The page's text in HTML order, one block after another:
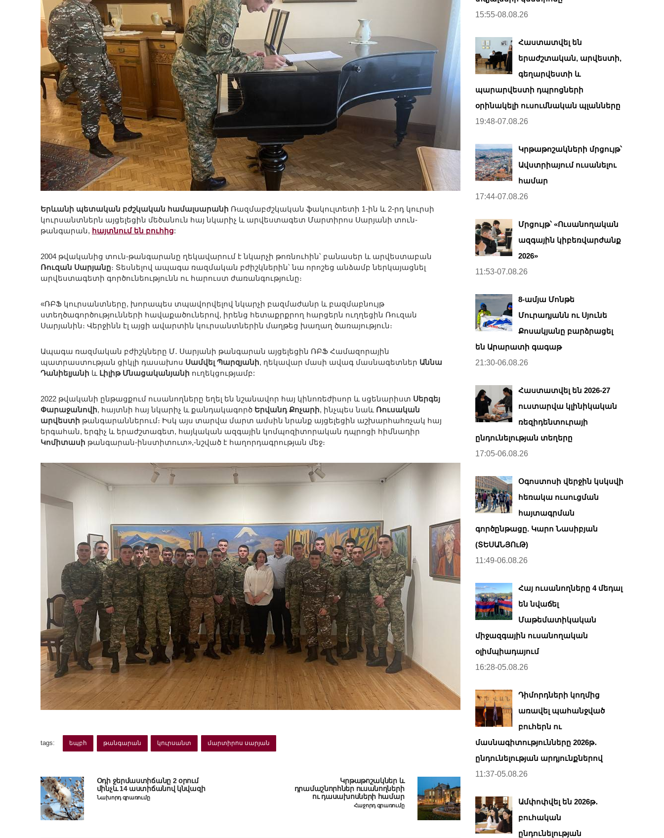
Երևանի պետական բժշկական համալսարանի Ռազմաբժշկական ֆակուլտետի 1-ին և 2-րդ կուրսի
կուրսանտներն այցելեցին մեծանուն հայ նկարիչ և արվեստագետ Մարտիրոս Սարյանի տուն-
թանգարան, հայտնում են բուհից:
2004 թվականից տուն-թանգարանը ղեկավարում է նկարչի թոռնուհին՝ բանասեր և արվեստաբան
Ռուզան Սարյանը։ Տեսնելով ապագա ռազմական բժիշկներին՝ նա որոշեց անձամբ ներկայացնել
արվեստագետի գործունեությունն ու հարուստ ժառանգությունը։
«ՌԲՖ կուրսանտները, խորապես տպավորվելով նկարչի բազմաժանր և բազմաբնույթ
ստեղծագործությունների հավաքածուներով, իրենց հետաքրքրող հարցերն ուղղեցին Ռուզան
Սարյանին։ Վերջինն էլ այցի ավարտին կուրսանտներին մաղթեց խաղաղ ծառայություն։
Ապագա ռազմական բժիշկները Մ․ Սարյանի թանգարան այցելեցին ՌԲՖ Համազորային
պատրաստության ցիկլի դասախոս Սամվել Պարզյանի, ղեկավար մասի ավագ մասնագետներ Աննա
Դանիելյանի և Լիլիթ Մնացականյանի ուղեկցությամբ:
2022 թվականի ընթացքում ուսանողները եղել են նշանավոր հայ կինոռեժիսոր և սցենարիստ Սերգեյ
Փարաջանովի, հայտնի հայ նկարիչ և քանդակագործ Երվանդ Քոչարի, ինչպես նաև Ռուսական
արվեստի թանգարաններում։ Իսկ այս տարվա մարտ ամսին նրանք այցելեցին աշխարհահռչակ հայ
երգահան, երգիչ և երաժշտագետ, հայկական ազգային կոմպոզիտորական դպրոցի հիմնադիր
Կոմիտասի թանգարան-ինստիտուտ»,-նշված է հաղորդագրության մեջ։
tags: եպբհ թանգարան կուրսանտ մարտիրոս սարյան
Օդի ջերմաստիճանը 2 օրում
մինչև 14 աստիճանով կնվազի
Նախորդ գրառումը
Կրթաթոշակներ և
դրամաշնորհներ ուսանողների
ու դասախոսների համար
Հաջորդ գրառումը
15:55-08.08.26
Հաստատվել են
երաժշտական, արվեստի,
գեղարվեստի և
պարարվեստի դպրոցների
օրինակելի ուսումնական պլանները
19:48-07.08.26
Կրթաթոշակների մրցույթ՝
Ավստրիայում ուսանելու
համար
17:44-07.08.26
Մրցույթ՝ «Ուսանողական
ազգային կիբեռվարժանք
2026»
11:53-07.08.26
8-ամյա Մոնթե
Մուրադյանն ու Սյունե
Քոսակյանը բարձրացել
են Արարատի գագաթ
21:30-06.08.26
Հաստատվել են 2026-27
ուստարվա կլինիկական
ռեզիդենտուրայի
ընդունելության տեղերը
17:05-06.08.26
Օգոստոսի վերջին կսկսվի
հեռակա ուսուցման
հայտագրման
գործընթացը. Կարո Նասիբյան
(ՏԵՍԱՆՅՈւԹ)
11:49-06.08.26
Հայ ուսանողները 4 մեդալ
են նվաճել
Մաթեմատիկական
միջազգային ուսանողական
օլիմպիադայում
16:28-05.08.26
Դիմորդների կողմից
առավել պահանջված
բուհերն ու
մասնագիտությունները 2026թ․
ընդունելության արդյունքներով
11:37-05.08.26
Ամփոփվել են 2026թ․
բուհական
ընդունելության